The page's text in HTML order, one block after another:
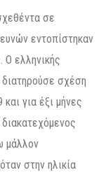
σε
εντοπίστηκαν
Ο ελληνικής
σχέση
για έξι μήνες
μάλλον
στην ηλικία